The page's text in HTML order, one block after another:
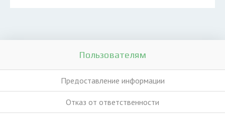
Пользователям
Предоставление информации
Отказ от ответственности